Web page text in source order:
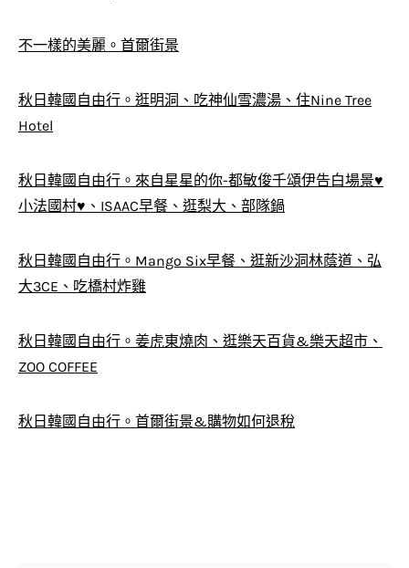
不一樣的美麗。首爾街景
秋日韓國自由行。逛明洞、吃神仙雪濃湯、住Nine Tree
Hotel
秋日韓國自由行。來自星星的你-都敏俊千頌伊告白場景♥
小法國村♥、ISAAC早餐、逛梨大、部隊鍋
秋日韓國自由行。Mango Six早餐、逛新沙洞林蔭道、弘
大3CE、吃橋村炸雞
秋日韓國自由行。姜虎東燒肉、逛樂天百貨&樂天超市、
ZOO COFFEE
秋日韓國自由行。首爾街景&購物如何退稅